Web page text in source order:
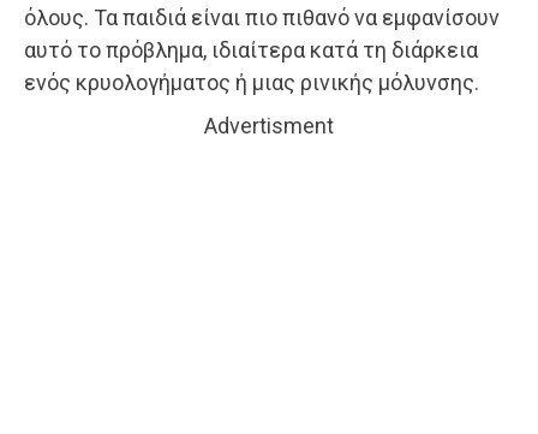
όλους. Τα παιδιά είναι πιο πιθανό να εμφανίσουν
αυτό το πρόβλημα, ιδιαίτερα κατά τη διάρκεια
ενός κρυολογήματος ή μιας ρινικής μόλυνσης.
Advertisment